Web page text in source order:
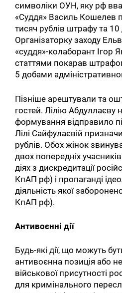
символіки ОУН, яку рф
«Суддя» Василь Кошелев
тисяч рублів штрафу та 10
Організаторку заходу
«суддя»-колаборант Ігор
статтями покарав
5 добами
Пізніше арештували та
гостей. Лілію Абдуллаєву
формування відправило
Лілі Сайфулаєвій
рублів. Обох жінок
двох попередніх
діях з дискредитації
КпАП рф) і пропаганді
діяльність якої
КпАП рф).
Антивоєнні дії
Будь-які дії, що можуть
антивоєнна позиція або
військової присутності
для кримінального